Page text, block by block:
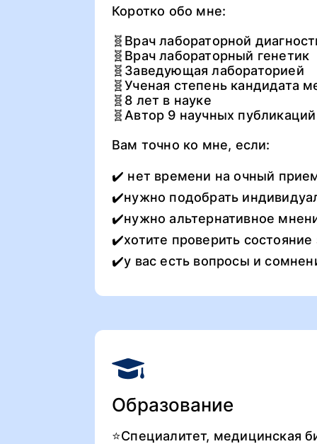
Коротко обо мне:
🧬Врач лабораторной
🧬Врач лабораторный генетик
🧬Заведующая лабораторией
🧬Ученая степень кандидата
🧬8 лет в науке
🧬Автор 9 научных
Вам точно ко мне, если:
✔️ нет времени на очный
✔️нужно подобрать
✔️нужно альтернативное
✔️хотите проверить состояние
✔️у вас есть вопросы и
Образование
⭐️Специалитет, медицинская